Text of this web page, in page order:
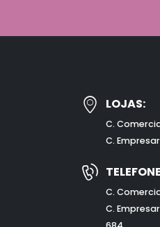
LOJAS:
C.
C.
C.
C.